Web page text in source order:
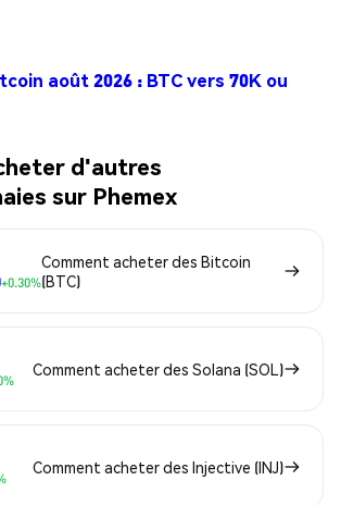
août 2026 : BTC vers 70K ou
d'autres
sur Phemex
+0.30%
Comment acheter des Bitcoin
(BTC)
Comment acheter des Solana (SOL)
Comment acheter des Injective (INJ)